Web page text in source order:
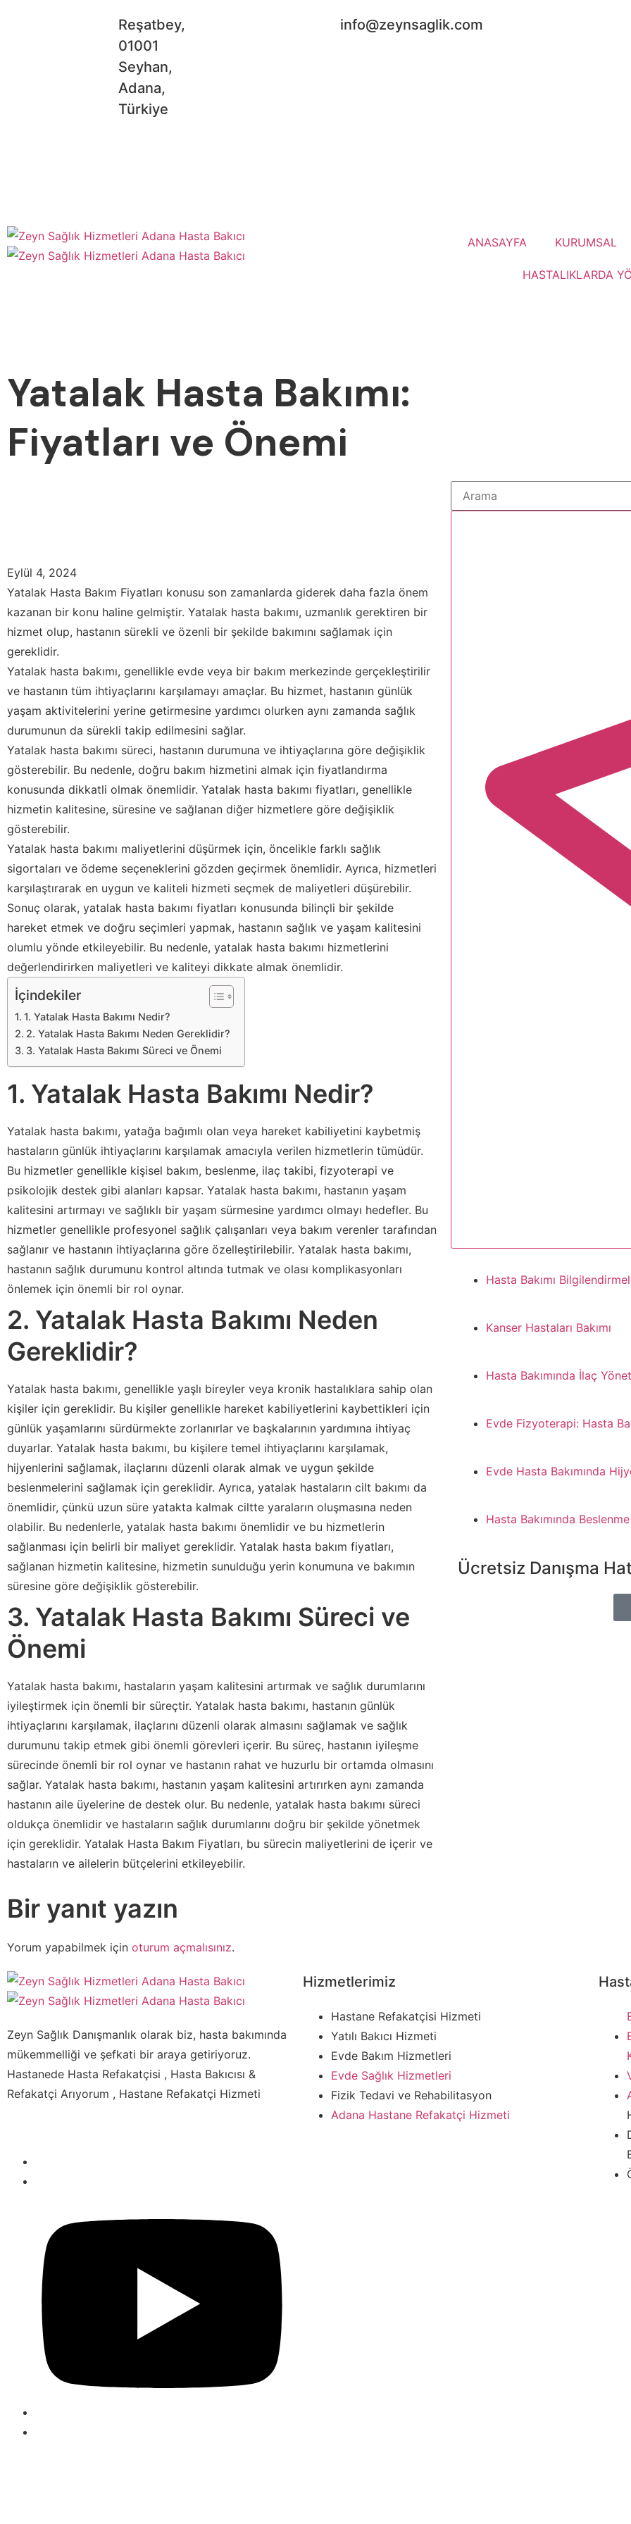
Reşatbey,
01001
Seyhan,
Adana,
Türkiye
info@zeynsaglik.com
ANASAYFA KURUMSAL
HASTALIKLARDA
Yatalak Hasta Bakımı:
Fiyatları ve Önemi
Eylül 4, 2024
Yatalak Hasta Bakım Fiyatları konusu son zamanlarda giderek daha fazla önem
kazanan bir konu haline gelmiştir. Yatalak hasta bakımı, uzmanlık gerektiren bir
hizmet olup, hastanın sürekli ve özenli bir şekilde bakımını sağlamak için
gereklidir.
Yatalak hasta bakımı, genellikle evde veya bir bakım merkezinde gerçekleştirilir
ve hastanın tüm ihtiyaçlarını karşılamayı amaçlar. Bu hizmet, hastanın günlük
yaşam aktivitelerini yerine getirmesine yardımcı olurken aynı zamanda sağlık
durumunun da sürekli takip edilmesini sağlar.
Yatalak hasta bakımı süreci, hastanın durumuna ve ihtiyaçlarına göre değişiklik
gösterebilir. Bu nedenle, doğru bakım hizmetini almak için fiyatlandırma
konusunda dikkatli olmak önemlidir. Yatalak hasta bakımı fiyatları, genellikle
hizmetin kalitesine, süresine ve sağlanan diğer hizmetlere göre değişiklik
gösterebilir.
Yatalak hasta bakımı maliyetlerini düşürmek için, öncelikle farklı sağlık
sigortaları ve ödeme seçeneklerini gözden geçirmek önemlidir. Ayrıca, hizmetleri
karşılaştırarak en uygun ve kaliteli hizmeti seçmek de maliyetleri düşürebilir.
Sonuç olarak, yatalak hasta bakımı fiyatları konusunda bilinçli bir şekilde
hareket etmek ve doğru seçimleri yapmak, hastanın sağlık ve yaşam kalitesini
olumlu yönde etkileyebilir. Bu nedenle, yatalak hasta bakımı hizmetlerini
değerlendirirken maliyetleri ve kaliteyi dikkate almak önemlidir.
İçindekiler
1. Yatalak Hasta Bakımı Nedir?
2. Yatalak Hasta Bakımı Neden Gereklidir?
3. Yatalak Hasta Bakımı Süreci ve Önemi
1. Yatalak Hasta Bakımı Nedir?
Yatalak hasta bakımı, yatağa bağımlı olan veya hareket kabiliyetini kaybetmiş
hastaların günlük ihtiyaçlarını karşılamak amacıyla verilen hizmetlerin tümüdür.
Bu hizmetler genellikle kişisel bakım, beslenme, ilaç takibi, fizyoterapi ve
psikolojik destek gibi alanları kapsar. Yatalak hasta bakımı, hastanın yaşam
kalitesini artırmayı ve sağlıklı bir yaşam sürmesine yardımcı olmayı hedefler. Bu
hizmetler genellikle profesyonel sağlık çalışanları veya bakım verenler tarafından
sağlanır ve hastanın ihtiyaçlarına göre özelleştirilebilir. Yatalak hasta bakımı,
hastanın sağlık durumunu kontrol altında tutmak ve olası komplikasyonları
önlemek için önemli bir rol oynar.
2. Yatalak Hasta Bakımı Neden
Gereklidir?
Yatalak hasta bakımı, genellikle yaşlı bireyler veya kronik hastalıklara sahip olan
kişiler için gereklidir. Bu kişiler genellikle hareket kabiliyetlerini kaybettikleri için
günlük yaşamlarını sürdürmekte zorlanırlar ve başkalarının yardımına ihtiyaç
duyarlar. Yatalak hasta bakımı, bu kişilere temel ihtiyaçlarını karşılamak,
hijyenlerini sağlamak, ilaçlarını düzenli olarak almak ve uygun şekilde
beslenmelerini sağlamak için gereklidir. Ayrıca, yatalak hastaların cilt bakımı da
önemlidir, çünkü uzun süre yatakta kalmak ciltte yaraların oluşmasına neden
olabilir. Bu nedenlerle, yatalak hasta bakımı önemlidir ve bu hizmetlerin
sağlanması için belirli bir maliyet gereklidir. Yatalak hasta bakım fiyatları,
sağlanan hizmetin kalitesine, hizmetin sunulduğu yerin konumuna ve bakımın
süresine göre değişiklik gösterebilir.
3. Yatalak Hasta Bakımı Süreci ve
Önemi
Yatalak hasta bakımı, hastaların yaşam kalitesini artırmak ve sağlık durumlarını
iyileştirmek için önemli bir süreçtir. Yatalak hasta bakımı, hastanın günlük
ihtiyaçlarını karşılamak, ilaçlarını düzenli olarak almasını sağlamak ve sağlık
durumunu takip etmek gibi önemli görevleri içerir. Bu süreç, hastanın iyileşme
sürecinde önemli bir rol oynar ve hastanın rahat ve huzurlu bir ortamda olmasını
sağlar. Yatalak hasta bakımı, hastanın yaşam kalitesini artırırken aynı zamanda
hastanın aile üyelerine de destek olur. Bu nedenle, yatalak hasta bakımı süreci
oldukça önemlidir ve hastaların sağlık durumlarını doğru bir şekilde yönetmek
için gereklidir. Yatalak Hasta Bakım Fiyatları, bu sürecin maliyetlerini de içerir ve
hastaların ve ailelerin bütçelerini etkileyebilir.
Bir yanıt yazın
Yorum yapabilmek için oturum açmalısınız.
Hasta Bakımı
Kanser Hastaları Bakımı
Hasta Bakımında İlaç
Evde Fizyoterapi: Hasta
Evde Hasta Bakımında
Hasta Bakımında Beslenme
Ücretsiz Danışma
Zeyn Sağlık Danışmanlık olarak biz, hasta bakımında
mükemmelliği ve şefkati bir araya getiriyoruz.
Hastanede Hasta Refakatçisi , Hasta Bakıcısı &
Refakatçi Arıyorum , Hastane Refakatçi Hizmeti
Hizmetlerimiz
Hastane Refakatçisi Hizmeti
Yatılı Bakıcı Hizmeti
Evde Bakım Hizmetleri
Evde Sağlık Hizmetleri
Fizik Tedavi ve Rehabilitasyon
Adana Hastane Refakatçi Hizmeti